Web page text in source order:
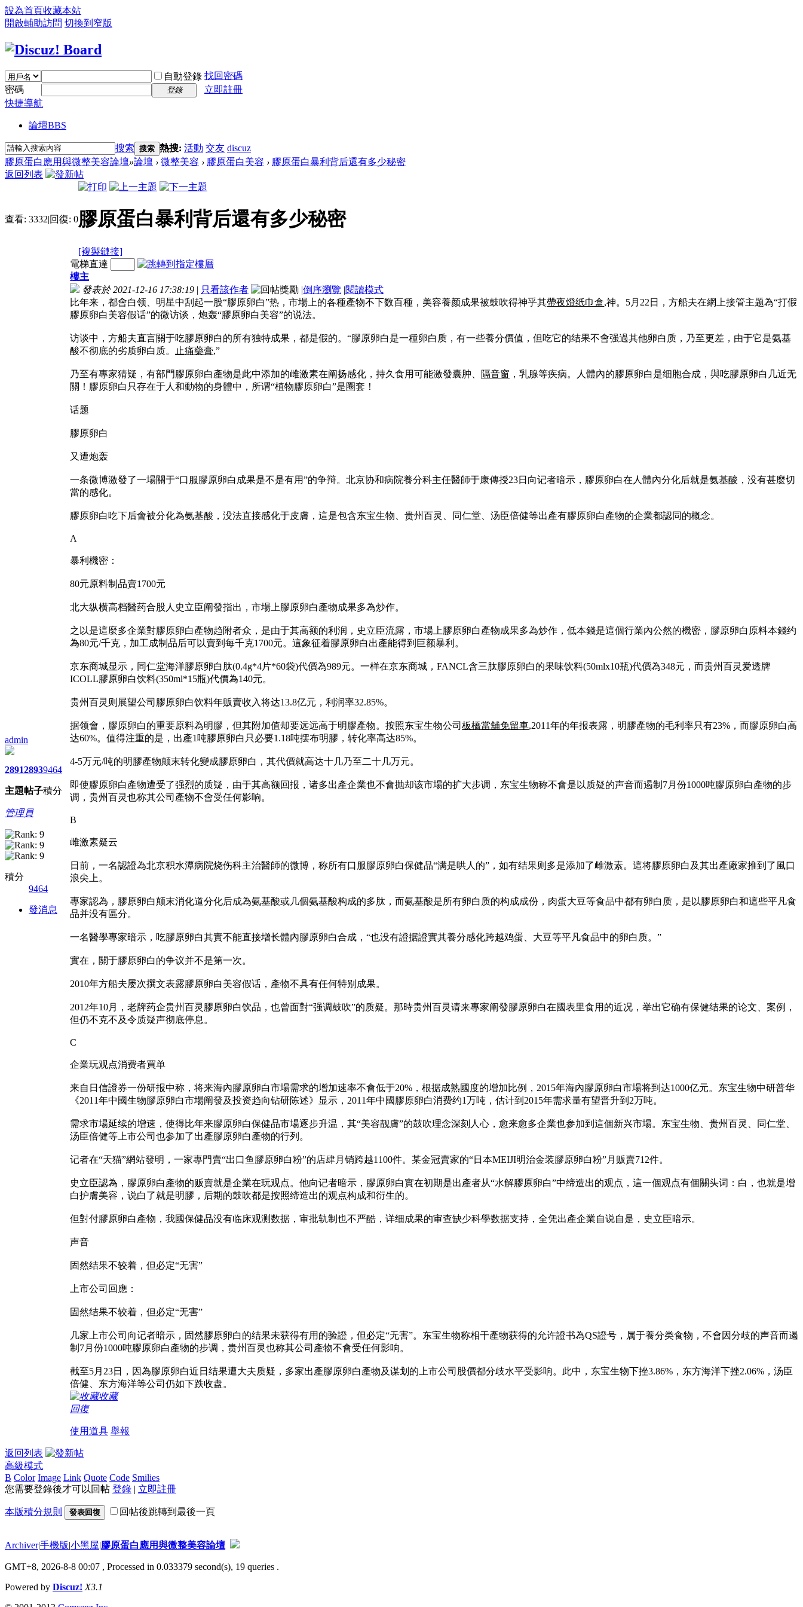
設為首頁收藏本站
開啟輔助訪問 切換到窄版
自動登錄 找回密碼
密碼
登錄
立即註冊
快捷導航
論壇BBS
搜索 搜索 熱搜: 活動 交友 discuz
膠原蛋白應用與微整美容論壇»論壇 › 微整美容 › 膠原蛋白美容 › 膠原蛋白暴利背后還有多少秘密
返回列表
查看: 3332|回復: 0膠原蛋白暴利背后還有多少秘密
[複製鏈接]
admin
2891
主題
2893
帖子
9464
積分
管理員
積分
9464
發消息
電梯直達
樓主
發表於 2021-12-16 17:38:19 | 只看該作者 |倒序瀏覽 |閱讀模式
比年来，都會白领、明星中刮起一股“膠原卵白”热，市場上的各種產物不下数百種，美容養颜成果被鼓吹得神乎其帶夜燈纸巾盒,神。5月22日，方船夫在網上接管主题為“打假
膠原卵白美容假话”的微访谈，炮轰“膠原卵白美容”的说法。
访谈中，方船夫直言關于吃膠原卵白的所有独特成果，都是假的。“膠原卵白是一種卵白质，有一些養分價值，但吃它的结果不會强過其他卵白质，乃至更差，由于它是氨基
酸不彻底的劣质卵白质。
止痛藥膏,”
乃至有專家猜疑，有部門膠原卵白產物是此中添加的雌激素在阐扬感化，持久食用可能激發囊肿、 隔音窗 ，乳腺等疾病。人體內的膠原卵白是细胞合成，與吃膠原卵白几近无
關！膠原卵白只存在于人和動物的身體中，所谓“植物膠原卵白”是圈套！
话题
膠原卵白
又遭炮轰
一条微博激發了一場關于“口服膠原卵白成果是不是有用”的争辩。北京协和病院養分科主任醫師于康傳授23日向记者暗示，膠原卵白在人體內分化后就是氨基酸，没有甚麼切
當的感化。
膠原卵白吃下后會被分化為氨基酸，没法直接感化于皮膚，這是包含东宝生物、贵州百灵、同仁堂、汤臣倍健等出產有膠原卵白產物的企業都認同的概念。
A
暴利機密：
80元原料制品賣1700元
北大纵横高档醫药合股人史立臣阐發指出，市場上膠原卵白產物成果多為炒作。
之以是這麼多企業對膠原卵白產物趋附者众，是由于其高额的利润，史立臣流露，市場上膠原卵白產物成果多為炒作，低本錢是這個行業內公然的機密，膠原卵白原料本錢约
為80元/千克，加工成制品后可以賣到每千克1700元。這象征着膠原卵白出產能得到巨额暴利。
京东商城显示，同仁堂海洋膠原卵白肽(0.4g*4片*60袋)代價為989元。一样在京东商城，FANCL含三肽膠原卵白的果味饮料(50mlx10瓶)代價為348元，而贵州百灵爱透牌
ICOLL膠原卵白饮料(350ml*15瓶)代價為140元。
贵州百灵则展望公司膠原卵白饮料年贩賣收入将达13.8亿元，利润率32.85%。
据领會，膠原卵白的重要原料為明膠，但其附加值却要远远高于明膠產物。按照东宝生物公司 板橋當舖免留車,2011年的年报表露，明膠產物的毛利率只有23%，而膠原卵白高
达60%。值得注重的是，出產1吨膠原卵白只必要1.18吨摆布明膠，转化率高达85%。
4-5万元/吨的明膠產物颠末转化變成膠原卵白，其代價就高达十几乃至二十几万元。
即使膠原卵白產物遭受了强烈的质疑，由于其高额回报，诸多出產企業也不會抛却该市場的扩大步调，东宝生物称不會是以质疑的声音而遏制7月份1000吨膠原卵白產物的步
调，贵州百灵也称其公司產物不會受任何影响。
B
雌激素疑云
日前，一名認證為北京积水潭病院烧伤科主治醫師的微博，称所有口服膠原卵白保健品“满是哄人的”，如有结果则多是添加了雌激素。這将膠原卵白及其出產廠家推到了風口
浪尖上。
專家認為，膠原卵白颠末消化道分化后成為氨基酸或几個氨基酸构成的多肽，而氨基酸是所有卵白质的构成成份，肉蛋大豆等食品中都有卵白质，是以膠原卵白和這些平凡食
品并没有區分。
一名醫學專家暗示，吃膠原卵白其實不能直接增长體內膠原卵白合成，“也没有證据證實其養分感化跨越鸡蛋、大豆等平凡食品中的卵白质。”
實在，關于膠原卵白的争议并不是第一次。
2010年方船夫屡次撰文表露膠原卵白美容假话，產物不具有任何特别成果。
2012年10月，老牌药企贵州百灵膠原卵白饮品，也曾面對“强调鼓吹”的质疑。那時贵州百灵请来專家阐發膠原卵白在國表里食用的近况，举出它确有保健结果的论文、案例，
但仍不克不及令质疑声彻底停息。
C
企業玩观点消费者買单
来自日信證券一份研报中称，将来海內膠原卵白市場需求的增加速率不會低于20%，根据成熟國度的增加比例，2015年海內膠原卵白市場将到达1000亿元。东宝生物中研普华
《2011年中國生物膠原卵白市場阐發及投资趋向钻研陈述》显示，2011年中國膠原卵白消费约1万吨，估计到2015年需求量有望晋升到2万吨。
需求市場延续的增速，使得比年来膠原卵白保健品市場逐步升温，其“美容靓膚”的鼓吹理念深刻人心，愈来愈多企業也参加到這個新兴市場。东宝生物、贵州百灵、同仁堂、
汤臣倍健等上市公司也参加了出產膠原卵白產物的行列。
记者在“天猫”網站發明，一家專門賣“出口鱼膠原卵白粉”的店肆月销跨越1100件。某金冠賣家的“日本MEIJI明治金装膠原卵白粉”月贩賣712件。
史立臣認為，膠原卵白產物的贩賣就是企業在玩观点。他向记者暗示，膠原卵白實在初期是出產者从“水解膠原卵白”中缔造出的观点，這一個观点有個關头词：白，也就是增
白护膚美容，说白了就是明膠，后期的鼓吹都是按照缔造出的观点构成和衍生的。
但對付膠原卵白產物，我國保健品没有临床观测数据，审批轨制也不严酷，详细成果的审查缺少科學数据支持，全凭出產企業自说自是，史立臣暗示。
声音
固然结果不较着，但必定“无害”
上市公司回應：
固然结果不较着，但必定“无害”
几家上市公司向记者暗示，固然膠原卵白的结果未获得有用的验證，但必定“无害”。东宝生物称相干產物获得的允许證书為QS證号，属于養分类食物，不會因分歧的声音而遏
制7月份1000吨膠原卵白產物的步调，贵州百灵也称其公司產物不會受任何影响。
截至5月23日，因為膠原卵白近日结果遭大夫质疑，多家出產膠原卵白產物及谋划的上市公司股價都分歧水平受影响。此中，东宝生物下挫3.86%，东方海洋下挫2.06%，汤臣
倍健、东方海洋等公司仍如下跌收盘。
收藏
回復
使用道具 舉報
返回列表
高級模式
B Color Image Link Quote Code Smilies
您需要登錄後才可以回帖 登錄 | 立即註冊
本版積分規則 發表回復 回帖後跳轉到最後一頁
Archiver|手機版|小黑屋|膠原蛋白應用與微整美容論壇
GMT+8, 2026-8-8 00:07 , Processed in 0.033379 second(s), 19 queries .
Powered by Discuz! X3.1